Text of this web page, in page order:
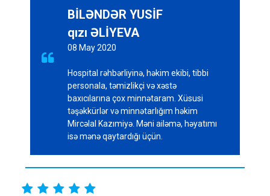

BİLƏNDƏR YUSİF
qızı ƏLİYEVA
08 May 2020
Hospital rəhbərliyinə, həkim ekibi, tibbi
personala, təmizlikçi və xəstə
baxıcılarına çox minnətaram. Xüsusi
təşəkkürlər və minnətarlığım həkim
Mircəlal Kazımiyə. Məni ailəmə, həyatımı
isə mənə qaytardığı üçün.
    